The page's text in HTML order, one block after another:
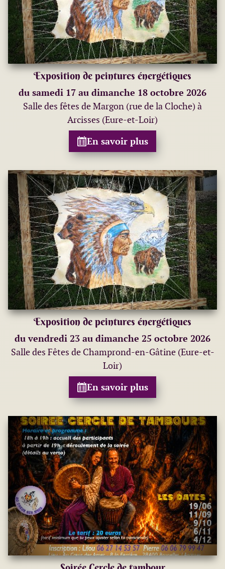
Exposition de peintures énergétiques
du samedi 17 au dimanche 18 octobre 2026
Salle des fêtes de Margon (rue de la Cloche) à
Arcisses (Eure-et-Loir)
En savoir plus
Exposition de peintures énergétiques
du vendredi 23 au dimanche 25 octobre 2026
Salle des Fêtes de Champrond-en-Gâtine (Eure-et-
Loir)
En savoir plus